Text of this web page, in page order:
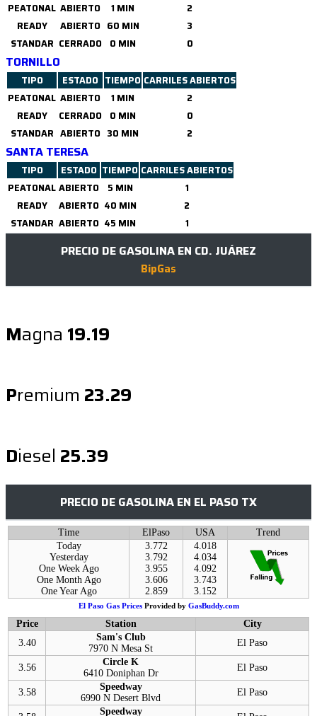
PEATONAL ABIERTO 1 MIN
2
READY
ABIERTO 60 MIN
3
STANDAR CERRADO 0 MIN 0
TORNILLO
TIPO ESTADO TIEMPO CARRILES ABIERTOS
PEATONAL ABIERTO 1 MIN
2
READY
CERRADO 0 MIN
0
STANDAR ABIERTO 30 MIN 2
SANTA TERESA
TIPO ESTADO TIEMPO CARRILES ABIERTOS
PEATONALABIERTO 5 MIN
1
READY
ABIERTO 40 MIN
2
STANDAR ABIERTO 45 MIN 1
PRECIO DE GASOLINA EN CD. JUÁREZ
BipGas
Magna 19.19
Premium 23.29
Diesel 25.39
PRECIO DE GASOLINA EN EL PASO TX
Time ElPaso USA
Trend
Today
Yesterday
One Week Ago
One Month Ago
One Year Ago
3.772
3.792
3.955
3.606
2.859
4.018
4.034
4.092
3.743
3.152
El Paso Gas PricesProvided by GasBuddy.com
Price Station
City
3.40
Sam's Club
7970 N Mesa St
El Paso
3.56
Circle K
6410 Doniphan Dr
El Paso
3.58
Speedway
6990 N Desert Blvd
El Paso
Speedway